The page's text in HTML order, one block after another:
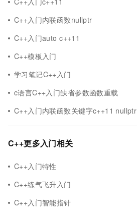
C++入门内联函数nullptr
C++入门auto c++11
C++模板入门
学习笔记C++入门
c语言C++入门缺省参数函数重载
C++入门内联函数关键字c++11 nullptr
C++更多入门相关
C++入门特性
C++练气飞升入门
C++入门智能指针